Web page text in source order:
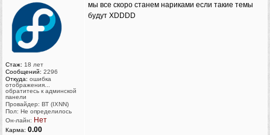
Стаж: 18 лет
Сообщений: 2296
Откуда: ошибка
отображения...
обратитесь к админской
панели
Провайдер: ВТ (IXNN)
Пол: Не определилось
Он-лайн: Нет
Карма: 0.00
мы все скоро станем нариками если такие темы
будут XDDDD